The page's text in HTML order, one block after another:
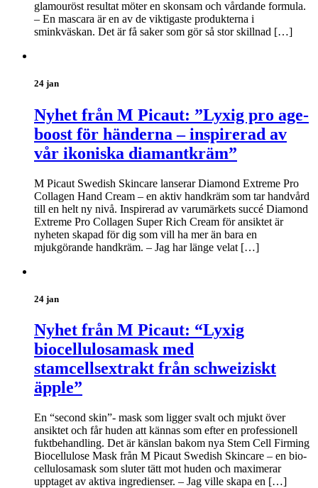
glamouröst resultat möter en skonsam och vårdande formula.
– En mascara är en av de viktigaste produkterna i
sminkväskan. Det är få saker som gör så stor skillnad […]
24 jan
Nyhet från M Picaut: ”Lyxig pro age-
boost för händerna – inspirerad av
vår ikoniska diamantkräm”
M Picaut Swedish Skincare lanserar Diamond Extreme Pro
Collagen Hand Cream – en aktiv handkräm som tar handvård
till en helt ny nivå. Inspirerad av varumärkets succé Diamond
Extreme Pro Collagen Super Rich Cream för ansiktet är
nyheten skapad för dig som vill ha mer än bara en
mjukgörande handkräm. – Jag har länge velat […]
24 jan
Nyhet från M Picaut: “Lyxig
biocellulosamask med
stamcellsextrakt från schweiziskt
äpple”
En “second skin”- mask som ligger svalt och mjukt över
ansiktet och får huden att kännas som efter en professionell
fuktbehandling. Det är känslan bakom nya Stem Cell Firming
Biocellulose Mask från M Picaut Swedish Skincare – en bio-
cellulosamask som sluter tätt mot huden och maximerar
upptaget av aktiva ingredienser. – Jag ville skapa en […]